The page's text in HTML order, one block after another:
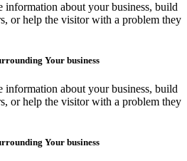
information about your business, build
or help the visitor with a problem they
Your business
information about your business, build
or help the visitor with a problem they
Your business